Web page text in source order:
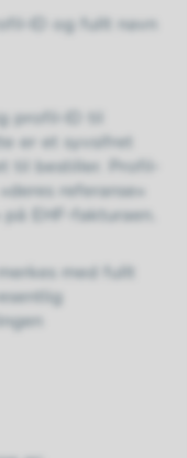
ID og fullt navn
profil-ID til
er et syvsifret
til bestiller. Profil-
referanse»
EHF-fakturaen.
med fullt